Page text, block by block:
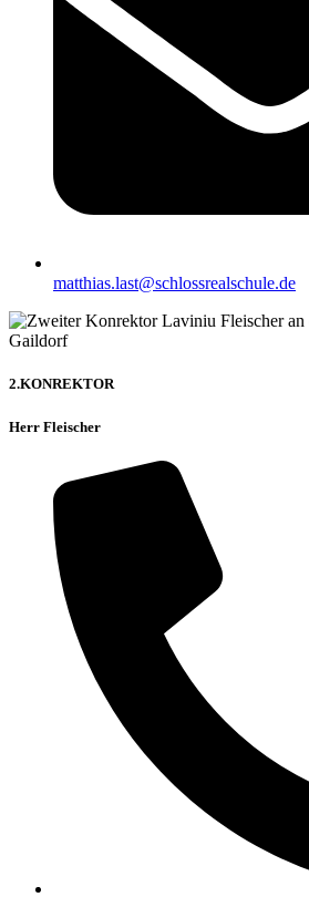
matthias.last@schlossrealschule.de
2.KONREKTOR
Herr Fleischer